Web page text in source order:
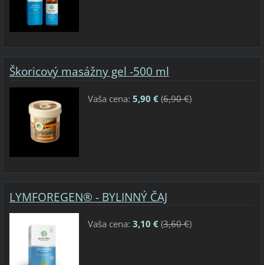
Škoricový masážny gel -500 ml
Vaša cena: 5,90 €(6,90 €)
LYMFOREGEN® - BYLINNÝ ČAJ
Vaša cena: 3,10 €(3,60 €)